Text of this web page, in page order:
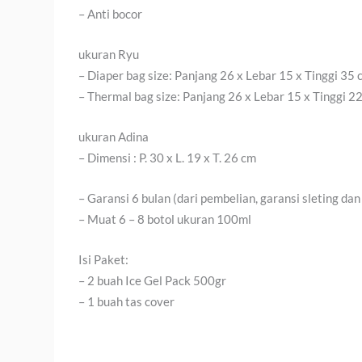
– Anti bocor
ukuran Ryu
– Diaper bag size: Panjang 26 x Lebar 15 x Tinggi 35
– Thermal bag size: Panjang 26 x Lebar 15 x Tinggi
ukuran Adina
– Dimensi : P. 30 x L. 19 x T. 26 cm
– Garansi 6 bulan (dari pembelian, garansi sleting
– Muat 6 – 8 botol ukuran 100ml
Isi Paket:
– 2 buah Ice Gel Pack 500gr
– 1 buah tas cover